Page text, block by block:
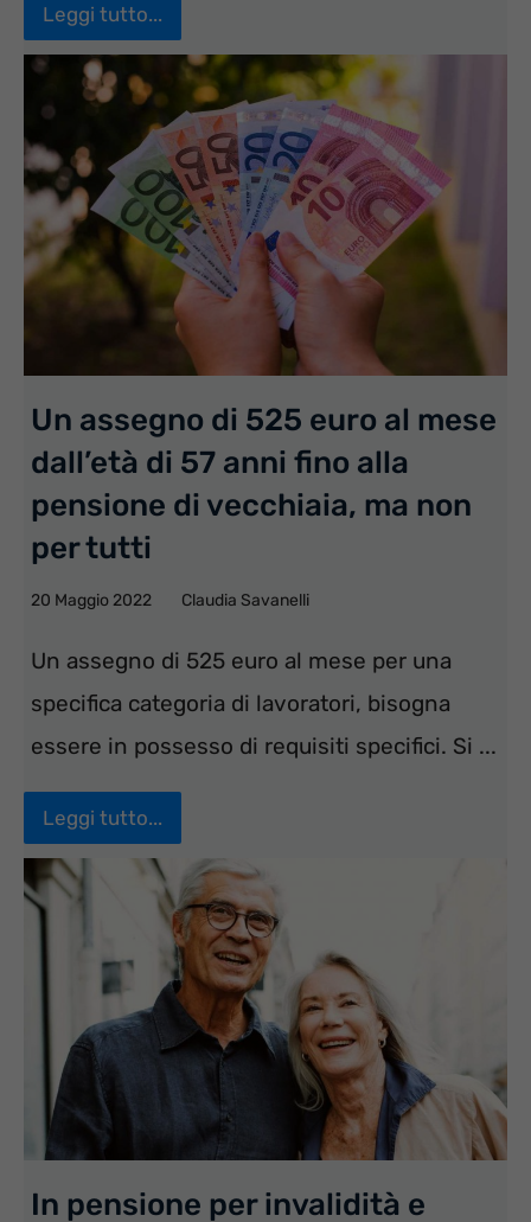
Leggi tutto...
Un assegno di 525 euro al mese
dall’età di 57 anni fino alla
pensione di vecchiaia, ma non
per tutti
20 Maggio 2022 Claudia Savanelli
Un assegno di 525 euro al mese per una
specifica categoria di lavoratori, bisogna
essere in possesso di requisiti specifici. Si ...
Leggi tutto...
In pensione per invalidità e